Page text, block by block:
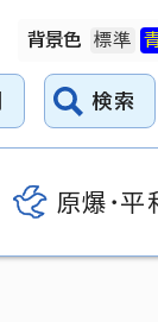
背景色
検索
原爆・平